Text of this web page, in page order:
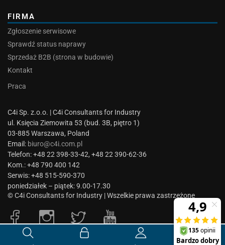
FIRMA
Zgłoszenie serwisowe
Sprawdź status naprawy
Sprzedaż B2B (strona w budowie)
Kontakt
Praca
C4i Sp. z.o.o. | C4i Consultants for Industry
ul. Księcia Ziemowita 53 (bud. 3B, piętro 1)
03-885 Warszawa, Poland
Email: biuro@c4i.com.pl
Telefon: +48 22 398-33-42, +48 22 390-62-36
Kom.: +48 790 400 142
Serwis: +48 515-590-370
poniedziałek – piątek: 9.00-17.30
© C4i Consultants for Industry | Wszelkie prawa zastrzeżone
0